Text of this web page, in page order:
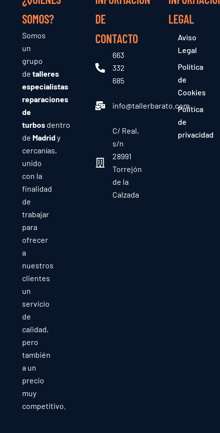
SOMOS?
Somos
un
grupo
de talleres
especialistas
reparaciones
de
turbosdentro
de Madridy
cercanías,
unido
con la
finalidad
de
trabajar
para
ofrecer
a
nuestros
clientes
un
servicio
de
calidad,
pero
también
a un
precio
muy
competitivo.
DE
CONTACTO
663
332
685
info@tallerbarato.com
C/ Real,
s/n
28991
Torrejón
de la
Calzada
LEGAL
Aviso
Legal
Política
de
Cookies
Política
de
privacidad